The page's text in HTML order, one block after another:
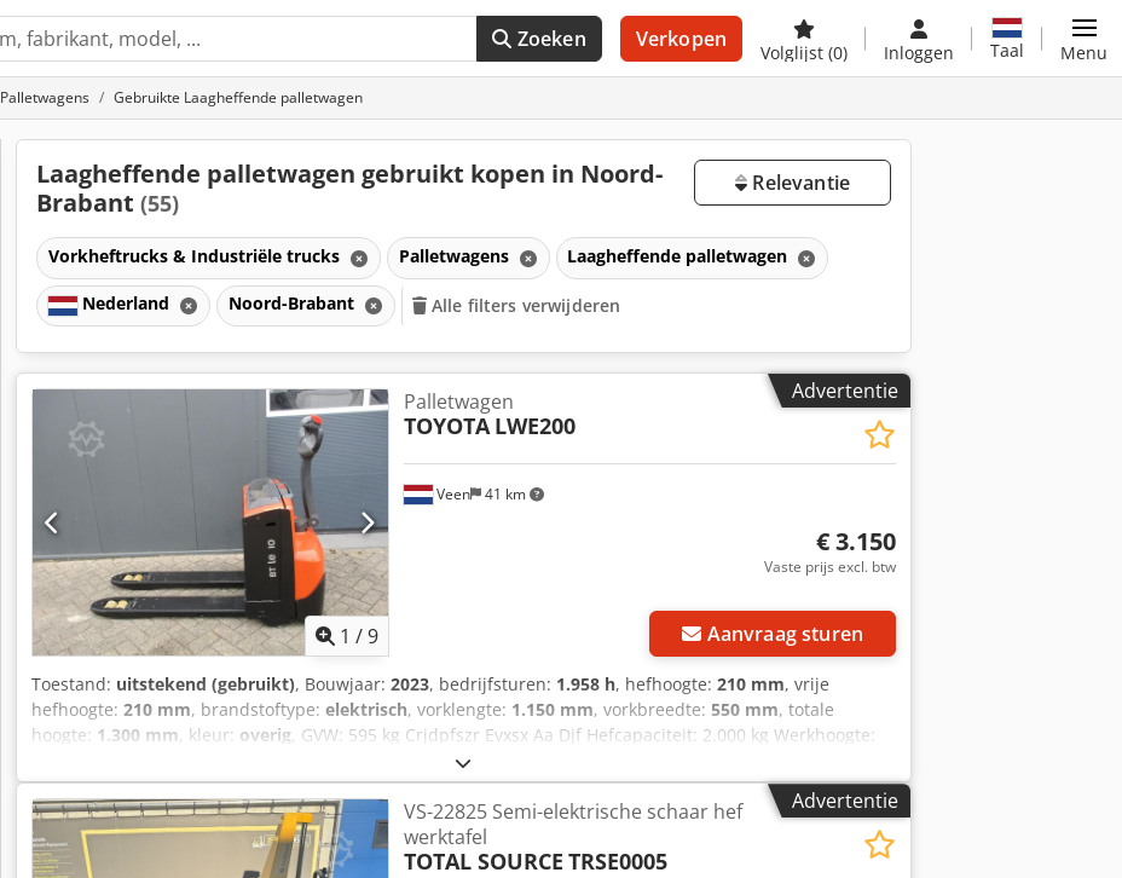
Zoeken Verkopen
Volglijst (0) Inloggen Taal Menu
Palletwagens Gebruikte Laagheffende palletwagen
Laagheffende palletwagen gebruikt kopen in Noord-
Brabant (55)
Relevantie
Vorkheftrucks & Industriële trucks Palletwagens Laagheffende palletwagen
Nederland Noord-Brabant Alle filters verwijderen
Advertentie
1 /9
Veen 41 km
Palletwagen
TOYOTA LWE200
€ 3.150
Vaste prijs excl. btw
Aanvraag sturen
Toestand: uitstekend (gebruikt), Bouwjaar: 2023, bedrijfsturen: 1.958 h, hefhoogte: 210 mm, vrije
hefhoogte: 210 mm, brandstoftype: elektrisch, vorklengte: 1.150 mm, vorkbreedte: 550 mm, totale
hoogte: 1.300 mm, kleur: overig, GVW: 595 kg Crjdpfszr Evxsx Aa Djf Hefcapaciteit: 2.000 kg Werkhoogte:
130 cm NIEUWE BATTERIJCELLEN 24V 3PzB 225Ah met vulsysteem, 220V hoogfrequent lader, Vorkmaat
1150 x 550 mm, Afstand tussen de vorken 190 mm, Tandem vorkwielen, NIEUWE wielen, BT TOYOTA LWE
200, In Nederland garantie machine 3 maanden, in Nederland garantie batterij 1 jaar.
Advertentie
VS-22825 Semi-elektrische schaar hef
werktafel
TOTAL SOURCE TRSE0005